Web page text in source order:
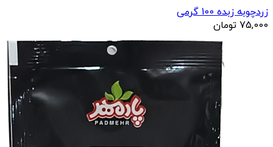
زردچوبه زبده 100 گرمی
75,000 تومان